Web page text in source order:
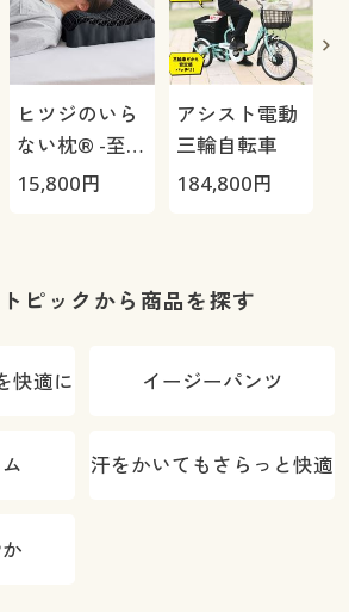
ヒツジのいら
ない枕® -至
極-
15,800円
アシスト電動
三輪自転車
184,800円
ピックから商品を探す
快適に イージーパンツ
汗をかいてもさらっと快適